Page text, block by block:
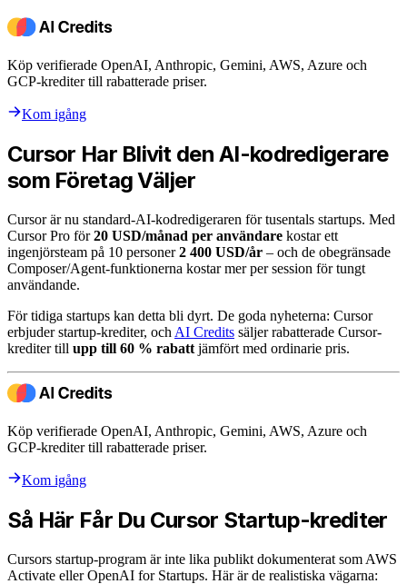
Köp verifierade OpenAI, Anthropic, Gemini, AWS, Azure och
GCP-krediter till rabatterade priser.
Kom igång
Cursor Har Blivit den AI-kodredigerare
som Företag Väljer
Cursor är nu standard-AI-kodredigeraren för tusentals startups. Med
Cursor Pro för20 USD/månad per användare kostar ett
ingenjörsteam på 10 personer2 400 USD/år – och de obegränsade
Composer/Agent-funktionerna kostar mer per session för tungt
användande.
För tidiga startups kan detta bli dyrt. De goda nyheterna: Cursor
erbjuder startup-krediter, och AI Credits säljer rabatterade Cursor-
krediter till upp till 60 % rabatt jämfört med ordinarie pris.
Köp verifierade OpenAI, Anthropic, Gemini, AWS, Azure och
GCP-krediter till rabatterade priser.
Kom igång
Så Här Får Du Cursor Startup-krediter
Cursors startup-program är inte lika publikt dokumenterat som AWS
Activate eller OpenAI for Startups. Här är de realistiska vägarna: